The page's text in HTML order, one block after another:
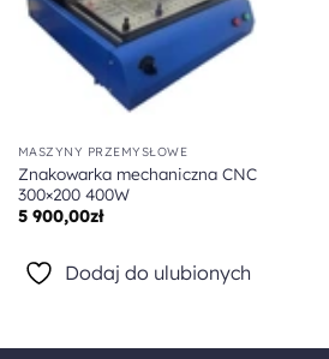
MASZYNY PRZEMYSŁOWE
Znakowarka mechaniczna CNC
300×200 400W
5 900,00zł
Dodaj do ulubionych